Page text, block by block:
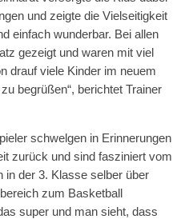
und zeigte die Vielseitigkeit
einfach wunderbar. Bei allen
gezeigt und waren mit viel
drauf viele Kinder im neuem
begrüßen“, berichtet Trainer
schwelgen in Erinnerungen
zurück und sind fasziniert vom
in der 3. Klasse selber über
zum Basketball
super und man sieht, dass